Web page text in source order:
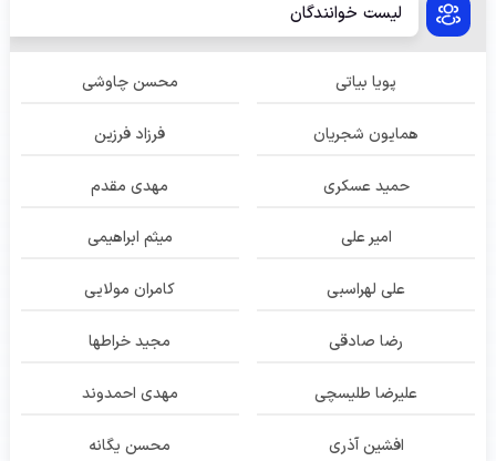
لیست خوانندگان
پویا بیاتی محسن چاوشی
همایون شجریان فرزاد فرزین
حمید عسکری مهدی مقدم
امیر علی میثم ابراهیمی
علی لهراسبی کامران مولایی
رضا صادقی مجید خراطها
علیرضا طلیسچی مهدی احمدوند
افشین آذری محسن یگانه